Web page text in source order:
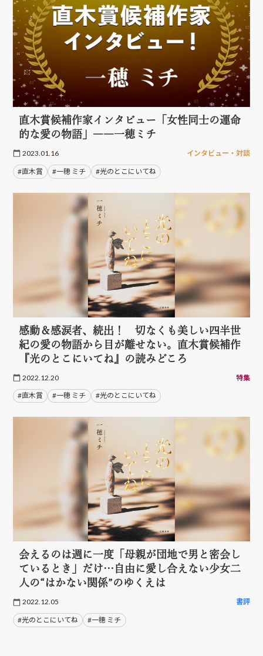
直木賞候補作家インタビュー「女性同士の運命
的な愛の物語」――一穂ミチ
2023.01.16 インタビュー・対談
#直木賞 #一穂 ミチ #光のとこにいてね
感動＆感涙者、続出！ 切なくも美しい四半世
紀の愛の物語から目が離せない。直木賞候補作
『光のとこにいてね』の読みどころ
2022.12.20 特集
#直木賞 #一穂 ミチ #光のとこにいてね
会えるのは週に一度「母親が団地で男と密会し
ているとき」だけ…自由に愛し合えない少女二
人の“はかない関係”のゆくえは
2022.12.05 書評
#光のとこにいてね #一穂 ミチ